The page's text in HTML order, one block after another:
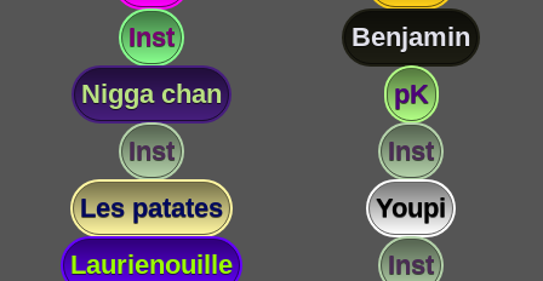
Inst
Benjamin
Nigga chan
pK
Inst
Inst
Les patates
Youpi
Laurienouille
Inst